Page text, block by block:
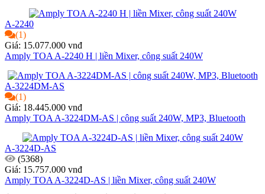
A-2240
(1)
Giá: 15.077.000 vnđ
Amply TOA A-2240 H | liền Mixer, công suất 240W
A-3224DM-AS
(1)
Giá: 18.445.000 vnđ
Amply TOA A-3224DM-AS | công suất 240W, MP3, Bluetooth
A-3224D-AS
(5368)
Giá: 15.757.000 vnđ
Amply TOA A-3224D-AS | liền Mixer, công suất 240W